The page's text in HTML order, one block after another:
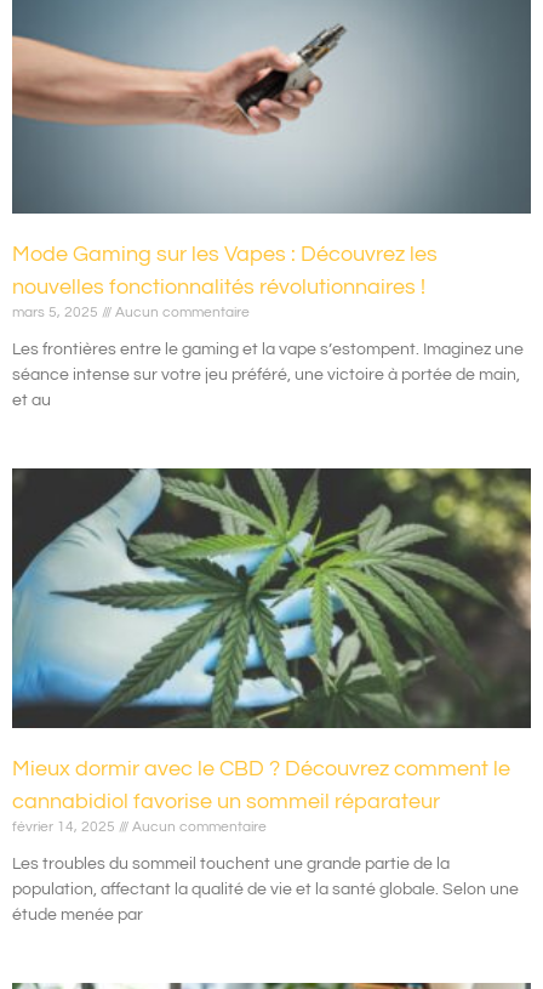
Mode Gaming sur les Vapes : Découvrez les
nouvelles fonctionnalités révolutionnaires !
mars 5, 2025 Aucun commentaire
Les frontières entre le gaming et la vape s’estompent. Imaginez une
séance intense sur votre jeu préféré, une victoire à portée de main,
et au
Mieux dormir avec le CBD ? Découvrez comment le
cannabidiol favorise un sommeil réparateur
février 14, 2025 Aucun commentaire
Les troubles du sommeil touchent une grande partie de la
population, affectant la qualité de vie et la santé globale. Selon une
étude menée par